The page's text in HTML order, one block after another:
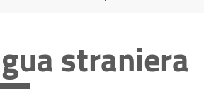
straniera